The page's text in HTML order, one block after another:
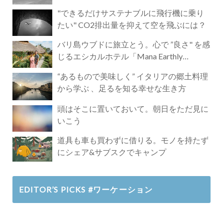
"できるだけサステナブルに飛行機に乗り
たい" CO2排出量を抑えて空を飛ぶには？
バリ島ウブドに旅立とう。心で ”良さ" を感
じるエシカルホテル「Mana Earthly
“あるもので美味しく” イタリアの郷土料理
から学ぶ 、足るを知る幸せな生き方
頭はそこに置いておいて。朝日をただ見に
いこう
道具も車も買わずに借りる。モノを持たず
にシェア&サブスクでキャンプ
EDITOR’S PICKS #ワーケーション